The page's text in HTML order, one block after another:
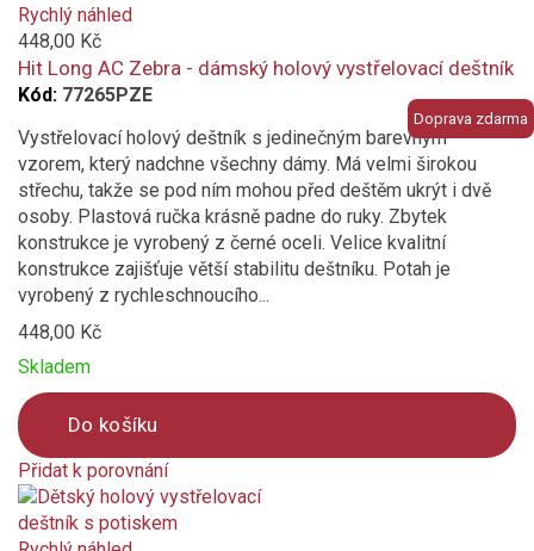
added
to
compare
Doprava zdarma
Rychlý náhled
448,00 Kč
Hit Long AC Zebra - dámský holový vystřelovací deštník
Kód: 77265PZE
Vystřelovací holový deštník s jedinečným barevným
vzorem, který nadchne všechny dámy. Má velmi širokou
střechu, takže se pod ním mohou před deštěm ukrýt i dvě
osoby. Plastová ručka krásně padne do ruky. Zbytek
konstrukce je vyrobený z černé oceli. Velice kvalitní
konstrukce zajišťuje větší stabilitu deštníku. Potah je
vyrobený z rychleschnoucího...
448,00 Kč
Skladem
Do košíku
Přidat k porovnání
Product
is